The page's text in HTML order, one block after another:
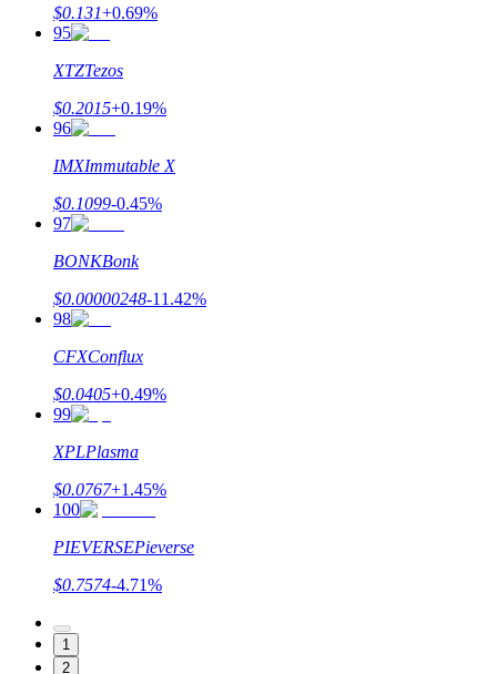
$0.131+0.69%
95
XTZTezos
$0.2015+0.19%
96
IMXImmutable X
$0.1099-0.45%
97
BONKBonk
$0.00000248-11.42%
98
CFXConflux
$0.0405+0.49%
99
XPLPlasma
$0.0767+1.45%
100
PIEVERSEPieverse
$0.7574-4.71%
1
2